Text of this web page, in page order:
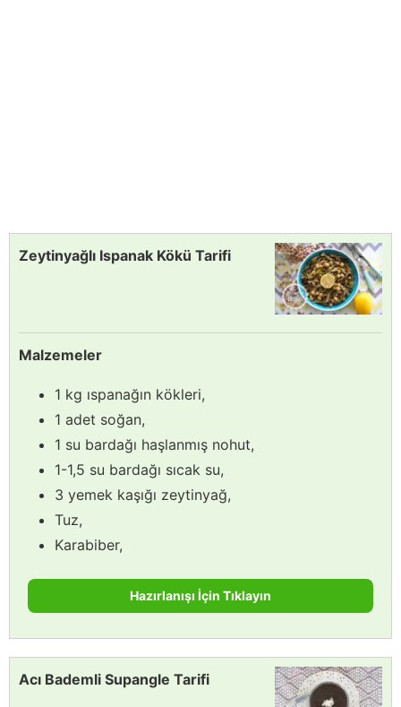
Zeytinyağlı Ispanak Kökü Tarifi
Malzemeler
1 kg ıspanağın kökleri,
1 adet soğan,
1 su bardağı haşlanmış nohut,
1-1,5 su bardağı sıcak su,
3 yemek kaşığı zeytinyağ,
Tuz,
Karabiber,
Hazırlanışı İçin Tıklayın
Acı Bademli Supangle Tarifi